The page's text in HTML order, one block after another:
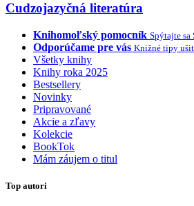
Cudzojazyčná literatúra
Knihomoľský pomocník Spýtajte
Odporúčame pre vás Knižné tipy
Všetky knihy
Knihy roka 2025
Bestsellery
Novinky
Pripravované
Akcie a zľavy
Kolekcie
BookTok
Mám záujem o titul
Top autori